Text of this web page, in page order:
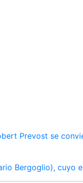
Prevost se
Bergoglio), cuyo